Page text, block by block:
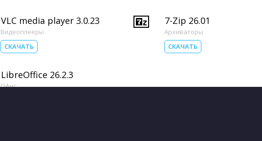
VLC media player 3.0.23
Видеоплееры
СКАЧАТЬ
7-Zip 26.01
Архиваторы
СКАЧАТЬ
LibreOffice 26.2.3
Офис